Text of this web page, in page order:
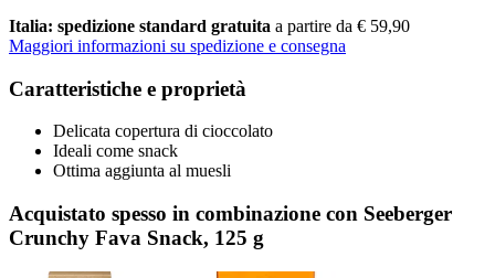
Italia: spedizione standard gratuita a partire da € 59,90
Maggiori informazioni su spedizione e consegna
Caratteristiche e proprietà
Delicata copertura di cioccolato
Ideali come snack
Ottima aggiunta al muesli
Acquistato spesso in combinazione con Seeberger
Crunchy Fava Snack, 125 g